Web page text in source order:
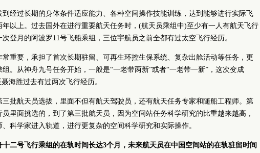
到经过长期的身体条件适应能力、各种空间操作技能训练，达到能够进行实际飞
以上。过去国外在进行重要航天任务时，(航天员乘组中)至少有一人有航天飞行
登月的阿波罗11号飞船乘组，三位宇航员之前全都有过太空飞行经历。
常重要，承担了首次长期驻留、可再生环控生保系统、复杂出舱活动等任务，更
。从神舟九号任务开始，一般是“一老带两新”或者“一老带一新”，这次变成
海胜过去有过两次飞行经历。
三批航天员选拔，里面不但有航天驾驶员，还有航天任务专家和随船工程师。第
里面挑选的，到了第三批航天员，因为空间站任务科学研究的比重越来越高，
科学家进入轨道，进行更复杂的空间科学研究和实际操作。
二号飞行乘组的在轨时间长达3个月，未来航天员在中国空间站的在轨驻留时间